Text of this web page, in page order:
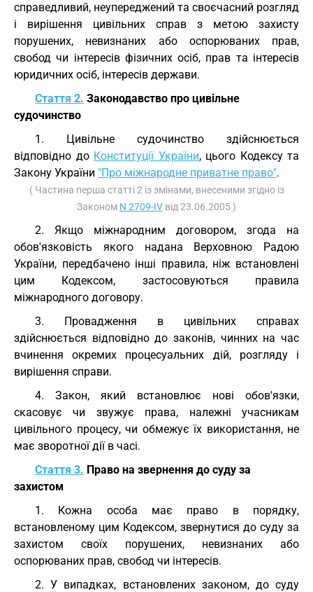
справедливий, неупереджений та своєчасний розгляд
і вирішення цивільних справ з метою захисту
порушених, невизнаних або оспорюваних прав,
свобод чи інтересів фізичних осіб, прав та інтересів
юридичних осіб, інтересів держави.
Стаття 2. Законодавство про цивільне
судочинство
1. Цивільне судочинство здійснюється
відповідно до Конституції України, цього Кодексу та
Закону України "Про міжнародне приватне право".
( Частина перша статті 2 із змінами, внесеними згідно із
Законом N 2709-IV від 23.06.2005 )
2. Якщо міжнародним договором, згода на
обов'язковість якого надана Верховною Радою
України, передбачено інші правила, ніж встановлені
цим Кодексом, застосовуються правила
міжнародного договору.
3. Провадження в цивільних справах
здійснюється відповідно до законів, чинних на час
вчинення окремих процесуальних дій, розгляду і
вирішення справи.
4. Закон, який встановлює нові обов'язки,
скасовує чи звужує права, належні учасникам
цивільного процесу, чи обмежує їх використання, не
має зворотної дії в часі.
Стаття 3. Право на звернення до суду за
захистом
1. Кожна особа має право в порядку,
встановленому цим Кодексом, звернутися до суду за
захистом своїх порушених, невизнаних або
оспорюваних прав, свобод чи інтересів.
2. У випадках, встановлених законом, до суду